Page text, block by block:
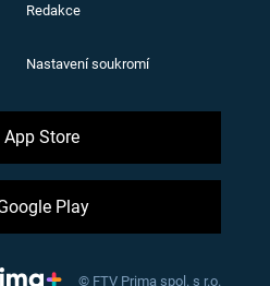
Redakce
Nastavení soukromí
App Store
Play
© FTV Prima spol. s r.o.